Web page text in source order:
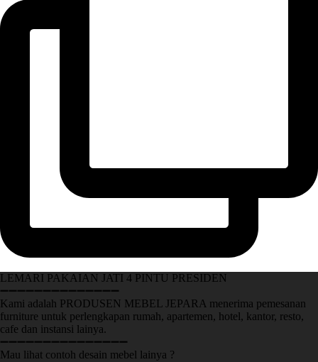
LEMARI PAKAIAN JATI 4 PINTU PRESIDEN
➖➖➖➖➖➖➖➖➖➖➖➖➖➖
Kami adalah PRODUSEN MEBEL JEPARA menerima pemesanan
furniture untuk perlengkapan rumah, apartemen, hotel, kantor, resto,
cafe dan instansi lainya.
➖➖➖➖➖➖➖➖➖➖➖➖➖➖➖
Mau lihat contoh desain mebel lainya ?